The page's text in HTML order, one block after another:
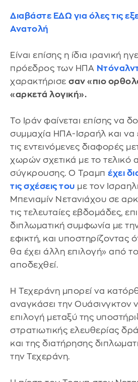
Διαβάστε ΕΔΩ για όλες τις
Ανατολή
Είναι επίσης η ίδια ιρανική
πρόεδρος των ΗΠΑ
χαρακτήρισε σαν «πιο
«αρκετά λογική».
Το Ιράν φαίνεται επίσης να
συμμαχία ΗΠΑ-Ισραήλ και να
τις εντεινόμενες διαφορές
χωρών σχετικά με το τελικό
σύγκρουσης. Ο Τραμπ έχει
τις σχέσεις του με τον
Μπενιαμίν Νετανιάχου σε
τις τελευταίες εβδομάδες,
διπλωματική συμφωνία με
εφικτή, και υποστηρίζοντας
θα έχει άλλη επιλογή» από
αποδεχθεί.
Η Τεχεράνη μπορεί να
αναγκάσει την Ουάσινγκτον
επιλογή μεταξύ της
στρατιωτικής ελευθερίας
και της διατήρησης
την Τεχεράνη.